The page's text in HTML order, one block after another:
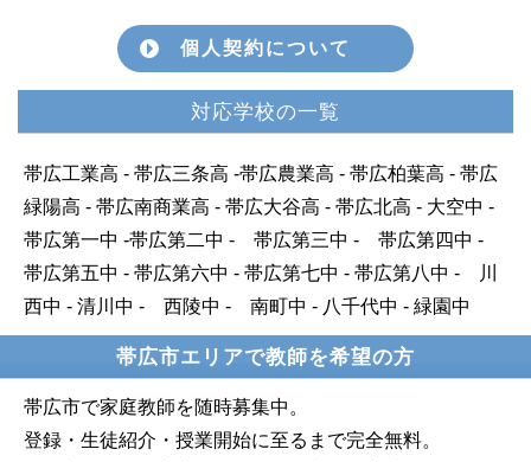
個人契約について
対応学校の一覧
帯広工業高 - 帯広三条高 -帯広農業高 - 帯広柏葉高 - 帯広
緑陽高 - 帯広南商業高 - 帯広大谷高 - 帯広北高 - 大空中 -
帯広第一中 -帯広第二中 - 帯広第三中 - 帯広第四中 -
帯広第五中 - 帯広第六中 - 帯広第七中 - 帯広第八中 - 川
西中 - 清川中 - 西陵中 - 南町中 - 八千代中 - 緑園中
帯広市エリアで教師を希望の方
帯広市で家庭教師を随時募集中。
登録・生徒紹介・授業開始に至るまで完全無料。